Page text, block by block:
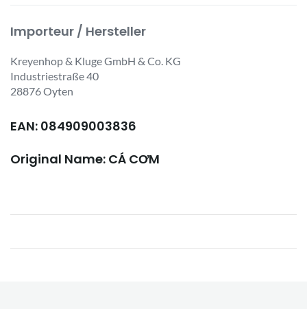
Importeur / Hersteller
Kreyenhop & Kluge GmbH & Co. KG
Industriestraße 40
28876 Oyten
EAN: 084909003836
Original Name: CÁ CƠM